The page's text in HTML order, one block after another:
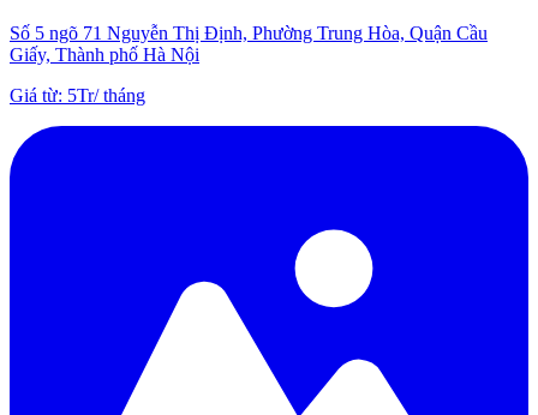
Số 5 ngõ 71 Nguyễn Thị Định, Phường Trung Hòa, Quận Cầu
Giấy, Thành phố Hà Nội
Giá từ: 5Tr/tháng